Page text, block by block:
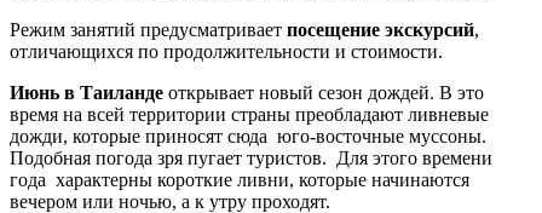
Режим занятий предусматривает посещение экскурсий,
отличающихся по продолжительности и стоимости.
Июнь в Таиланде открывает новый сезон дождей. В это
время на всей территории страны преобладают ливневые
дожди, которые приносят сюда юго-восточные муссоны.
Подобная погода зря пугает туристов. Для этого времени
года характерны короткие ливни, которые начинаются
вечером или ночью, а к утру проходят.